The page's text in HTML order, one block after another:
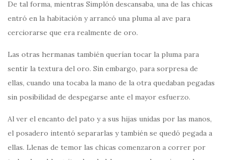
De tal forma, mientras Simplón descansaba, una de las chicas
entró en la habitación y arrancó una pluma al ave para
cerciorarse que era realmente de oro.
Las otras hermanas también querían tocar la pluma para
sentir la textura del oro. Sin embargo, para sorpresa de
ellas, cuando una tocaba la mano de la otra quedaban pegadas
sin posibilidad de despegarse ante el mayor esfuerzo.
Al ver el encanto del pato y a sus hijas unidas por las manos,
el posadero intentó separarlas y también se quedó pegada a
ellas. Llenas de temor las chicas comenzaron a correr por